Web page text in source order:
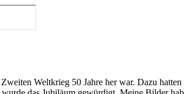
Weltkrieg 50 Jahre her war. Dazu hatten